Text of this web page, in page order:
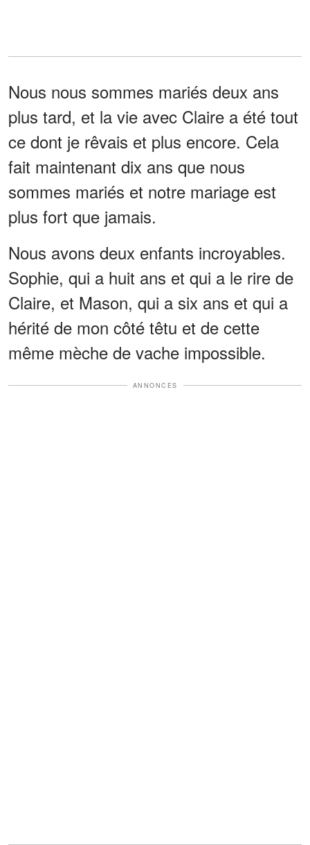
Nous nous sommes mariés deux ans
plus tard, et la vie avec Claire a été tout
ce dont je rêvais et plus encore. Cela
fait maintenant dix ans que nous
sommes mariés et notre mariage est
plus fort que jamais.
Nous avons deux enfants incroyables.
Sophie, qui a huit ans et qui a le rire de
Claire, et Mason, qui a six ans et qui a
hérité de mon côté têtu et de cette
même mèche de vache impossible.
ANNONCES